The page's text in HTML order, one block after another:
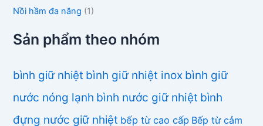
Nồi hầm đa năng (1)
Sản phẩm theo nhóm
bình giữ nhiệt bình giữ nhiệt inox bình giữ
nước nóng lạnh bình nước giữ nhiệt bình
đựng nước giữ nhiệt bếp từ cao cấp Bếp từ cảm